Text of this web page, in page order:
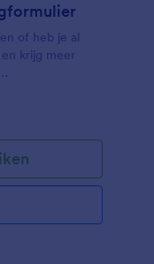
of heb je al
krijg meer
kunnen